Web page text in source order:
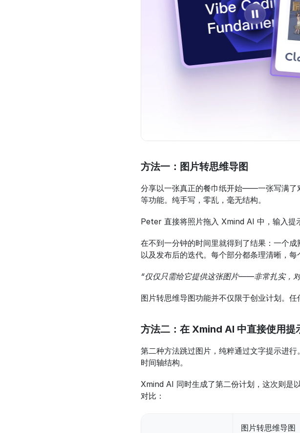
方法一：图片转思维导图
分享以一张真正的餐巾纸开始——一张写满了
等功能。纯手写，零乱，毫无结构。
Peter 直接将照片拖入 Xmind AI 中，输入提
在不到一分钟的时间里就得到了结果：一个
以及发布后的迭代。每个部分都条理清晰，
“仅仅只需给它提供这张图片——非常扎实，
图片转思维导图功能并不仅限于创业计划。
方法二：在 Xmind AI 中直接使用提
第二种方法跳过图片，纯粹通过文字提示进
时间轴结构。
Xmind AI 同时生成了第二份计划，这次则是
对比：
图片转思维导图